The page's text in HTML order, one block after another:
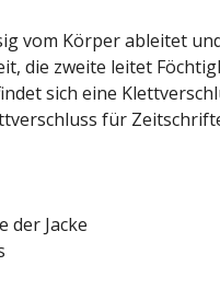
vom Körper ableitet
die zweite leitet
sich eine
für
der Jacke